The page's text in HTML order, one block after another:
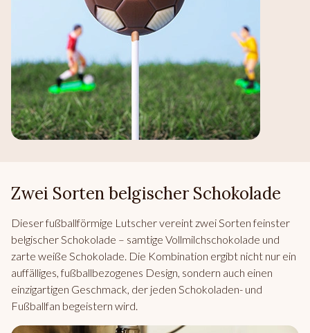
Zwei Sorten belgischer Schokolade
Dieser fußballförmige Lutscher vereint zwei Sorten feinster
belgischer Schokolade – samtige Vollmilchschokolade und
zarte weiße Schokolade. Die Kombination ergibt nicht nur ein
auffälliges, fußballbezogenes Design, sondern auch einen
einzigartigen Geschmack, der jeden Schokoladen- und
Fußballfan begeistern wird.